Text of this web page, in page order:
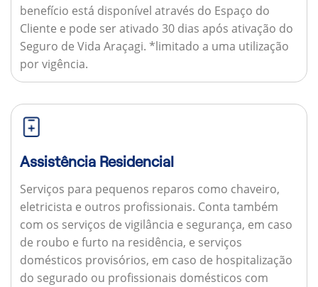
benefício está disponível através do Espaço do
Cliente e pode ser ativado 30 dias após ativação do
Seguro de Vida Araçagi. *limitado a uma utilização
por vigência.
Assistência Residencial
Serviços para pequenos reparos como chaveiro,
eletricista e outros profissionais. Conta também
com os serviços de vigilância e segurança, em caso
de roubo e furto na residência, e serviços
domésticos provisórios, em caso de hospitalização
do segurado ou profissionais domésticos com